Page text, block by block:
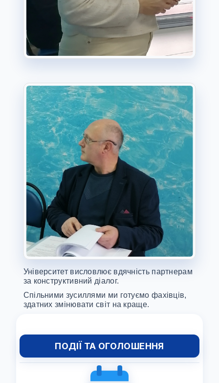
Університет висловлює вдячність партнерам
за конструктивний діалог.
Спільними зусиллями ми готуємо фахівців,
здатних змінювати світ на краще.
ПОДІЇ ТА ОГОЛОШЕННЯ